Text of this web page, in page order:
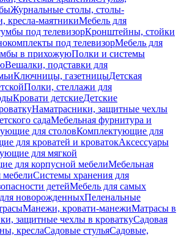
Журнальные столы, столы-
кресла-маятникиМебель для
под телевизорКронштейны, стойки
под телевизорМебель для
в прихожуюПолки и системы
Вешалки, подставки для
Ключницы, газетницыДетская
Полки, стеллажи для
Кровати детскиеДетские
Наматрасники, защитные чехлы
садаМебельная фурнитура и
для столовКомплектующие для
для кроватей и кроватокАксессуары
для мягкой
для корпусной мебелиМебельная
мебелиСистемы хранения для
детейМебель для самых
новорожденныхПеленальные
Манежи, кровати-манежиМатрасы в
защитные чехлы в кроваткуСадовая
креслаСадовые стульяСадовые,